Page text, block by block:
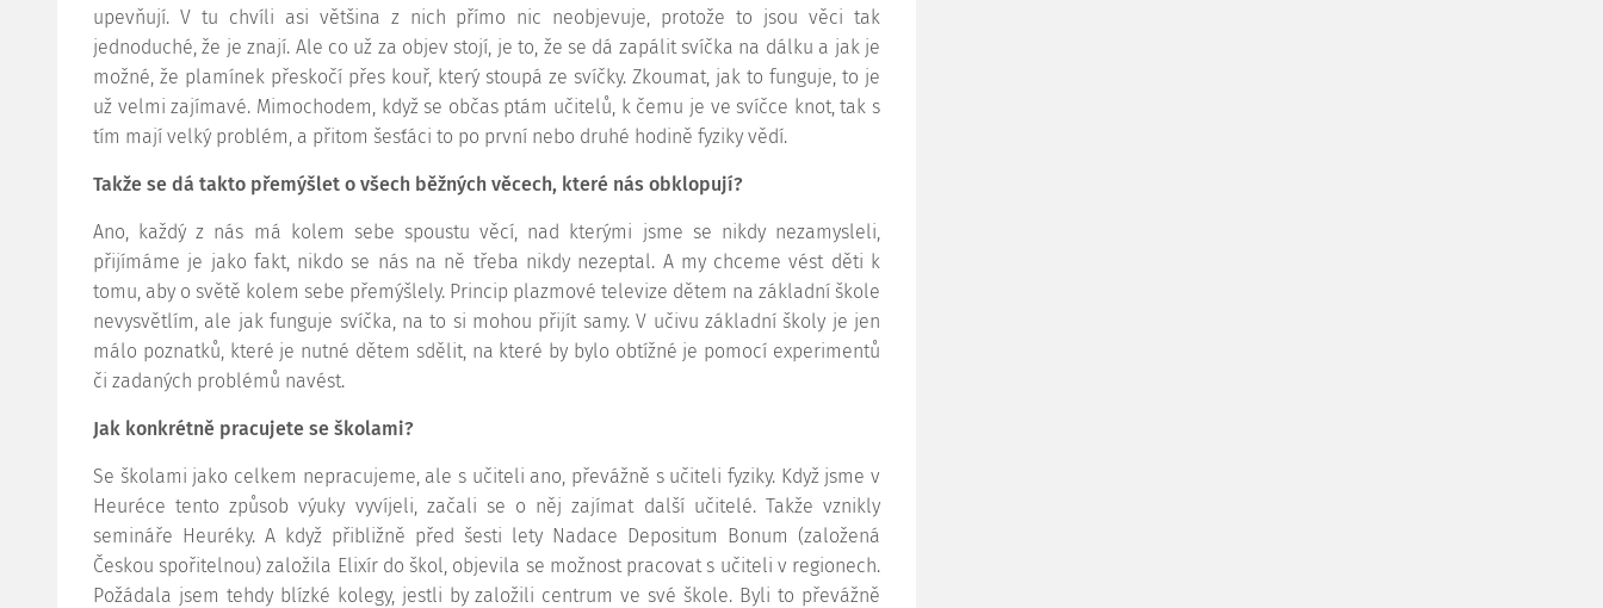
upevňují. V tu chvíli asi většina z nich přímo nic neobjevuje, protože to jsou věci tak
jednoduché, že je znají. Ale co už za objev stojí, je to, že se dá zapálit svíčka na dálku a jak je
možné, že plamínek přeskočí přes kouř, který stoupá ze svíčky. Zkoumat, jak to funguje, to je
už velmi zajímavé. Mimochodem, když se občas ptám učitelů, k čemu je ve svíčce knot, tak s
tím mají velký problém, a přitom šesťáci to po první nebo druhé hodině fyziky vědí.
Takže se dá takto přemýšlet o všech běžných věcech, které nás obklopují?
Ano, každý z nás má kolem sebe spoustu věcí, nad kterými jsme se nikdy nezamysleli,
přijímáme je jako fakt, nikdo se nás na ně třeba nikdy nezeptal. A my chceme vést děti k
tomu, aby o světě kolem sebe přemýšlely. Princip plazmové televize dětem na základní škole
nevysvětlím, ale jak funguje svíčka, na to si mohou přijít samy. V učivu základní školy je jen
málo poznatků, které je nutné dětem sdělit, na které by bylo obtížné je pomocí experimentů
či zadaných problémů navést.
Jak konkrétně pracujete se školami?
Se školami jako celkem nepracujeme, ale s učiteli ano, převážně s učiteli fyziky. Když jsme v
Heuréce tento způsob výuky vyvíjeli, začali se o něj zajímat další učitelé. Takže vznikly
semináře Heuréky. A když přibližně před šesti lety Nadace Depositum Bonum (založená
Českou spořitelnou) založila Elixír do škol, objevila se možnost pracovat s učiteli v regionech.
Požádala jsem tehdy blízké kolegy, jestli by založili centrum ve své škole. Byli to převážně